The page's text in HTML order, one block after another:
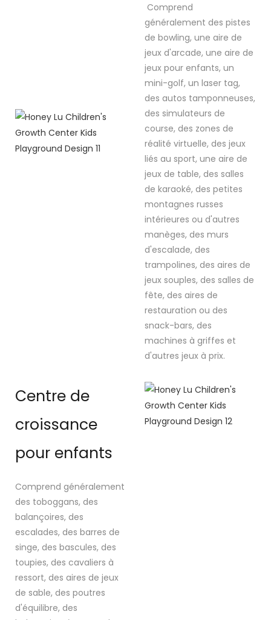
Comprend
généralement des pistes
de bowling, une aire de
jeux d'arcade, une aire de
jeux pour enfants, un
mini-golf, un laser tag,
des autos tamponneuses,
des simulateurs de
course, des zones de
réalité virtuelle, des jeux
liés au sport, une aire de
jeux de table, des salles
de karaoké, des petites
montagnes russes
intérieures ou d'autres
manèges, des murs
d'escalade, des
trampolines, des aires de
jeux souples, des salles de
fête, des aires de
restauration ou des
snack-bars, des
machines à griffes et
d'autres jeux à prix.
Centre de
croissance
pour enfants
Comprend généralement
des toboggans, des
balançoires, des
escalades, des barres de
singe, des bascules, des
toupies, des cavaliers à
ressort, des aires de jeux
de sable, des poutres
d'équilibre, des